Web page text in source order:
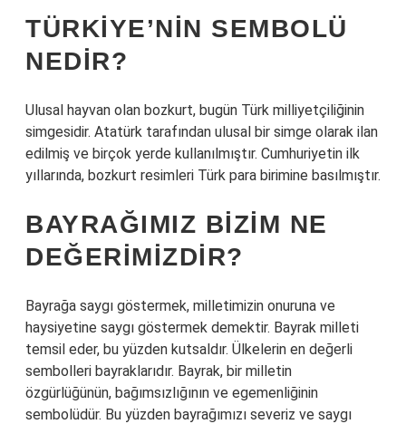
TÜRKIYE’NIN SEMBOLÜ
NEDIR?
Ulusal hayvan olan bozkurt, bugün Türk milliyetçiliğinin
simgesidir. Atatürk tarafından ulusal bir simge olarak ilan
edilmiş ve birçok yerde kullanılmıştır. Cumhuriyetin ilk
yıllarında, bozkurt resimleri Türk para birimine basılmıştır.
BAYRAĞIMIZ BIZIM NE
DEĞERIMIZDIR?
Bayrağa saygı göstermek, milletimizin onuruna ve
haysiyetine saygı göstermek demektir. Bayrak milleti
temsil eder, bu yüzden kutsaldır. Ülkelerin en değerli
sembolleri bayraklarıdır. Bayrak, bir milletin
özgürlüğünün, bağımsızlığının ve egemenliğinin
sembolüdür. Bu yüzden bayrağımızı severiz ve saygı